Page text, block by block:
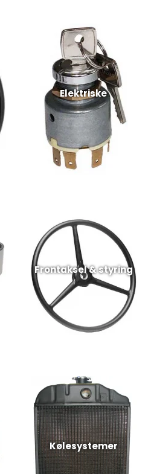
Elektriske
Frontaksel & styring
Kølesystemer